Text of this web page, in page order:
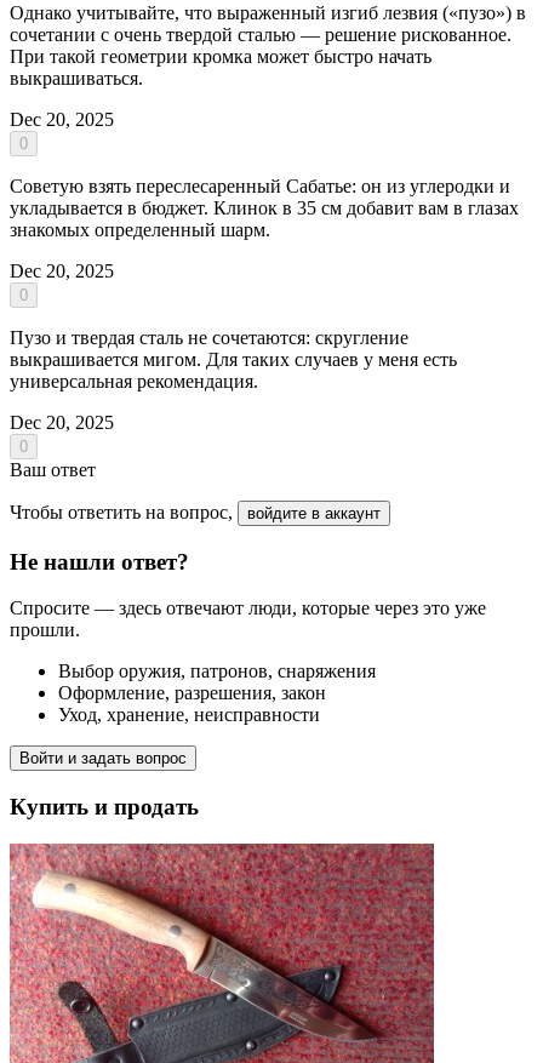
Однако учитывайте, что выраженный изгиб лезвия («пузо») в
сочетании с очень твердой сталью — решение рискованное.
При такой геометрии кромка может быстро начать
выкрашиваться.
Dec 20, 2025
0
Советую взять переслесаренный Сабатье: он из углеродки и
укладывается в бюджет. Клинок в 35 см добавит вам в глазах
знакомых определенный шарм.
Dec 20, 2025
0
Пузо и твердая сталь не сочетаются: скругление
выкрашивается мигом. Для таких случаев у меня есть
универсальная рекомендация.
Dec 20, 2025
0
Ваш ответ
Чтобы ответить на вопрос, войдите в аккаунт
Не нашли ответ?
Спросите — здесь отвечают люди, которые через это уже
прошли.
Выбор оружия, патронов, снаряжения
Оформление, разрешения, закон
Уход, хранение, неисправности
Войти и задать вопрос
Купить и продать